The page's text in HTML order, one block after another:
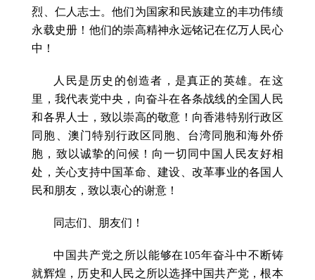
烈、仁人志士。他们为国家和民族建立的丰功伟绩
永载史册！他们的崇高精神永远铭记在亿万人民心
中！
人民是历史的创造者，是真正的英雄。在这
里，我代表党中央，向奋斗在各条战线的全国人民
和各界人士，致以崇高的敬意！向香港特别行政区
同胞、澳门特别行政区同胞、台湾同胞和海外侨
胞，致以诚挚的问候！向一切同中国人民友好相
处，关心支持中国革命、建设、改革事业的各国人
民和朋友，致以衷心的谢意！
同志们、朋友们！
中国共产党之所以能够在105年奋斗中不断铸
就辉煌，历史和人民之所以选择中国共产党，根本